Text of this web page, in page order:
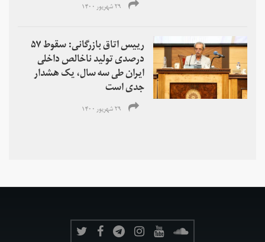
۲۹ شهریور ۱۴۰۰
رییس اتاق بازرگانی: سقوط ۵۷
درصدی تولید ناخالص داخلی
ایران طی سه سال، یک هشدار
جدی است
۲۹ شهریور ۱۴۰۰